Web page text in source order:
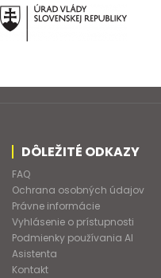
DÔLEŽITÉ ODKAZY
FAQ
Ochrana osobných údajov
Právne informácie
Vyhlásenie o prístupnosti
Podmienky používania AI
Asistenta
Kontakt